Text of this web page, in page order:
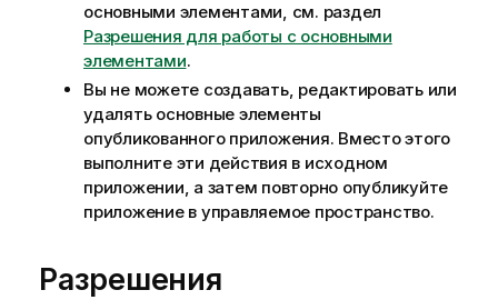
основными элементами, см. раздел
Разрешения для работы с основными
элементами.
Вы не можете создавать, редактировать или
удалять основные элементы
опубликованного приложения. Вместо этого
выполните эти действия в исходном
приложении, а затем повторно опубликуйте
приложение в управляемое пространство.
Разрешения